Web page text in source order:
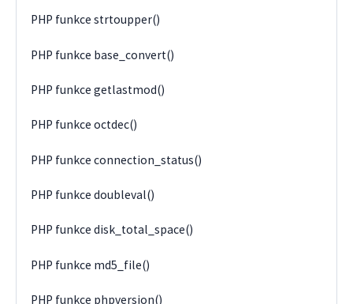
PHP funkce strtoupper()
PHP funkce base_convert()
PHP funkce getlastmod()
PHP funkce octdec()
PHP funkce connection_status()
PHP funkce doubleval()
PHP funkce disk_total_space()
PHP funkce md5_file()
PHP funkce phpversion()